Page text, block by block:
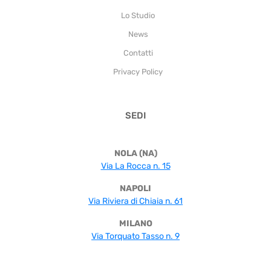
Lo Studio
News
Contatti
Privacy Policy
SEDI
NOLA (NA)
Via La Rocca n. 15
NAPOLI
Via Riviera di Chiaia n. 61
MILANO
Via Torquato Tasso n. 9